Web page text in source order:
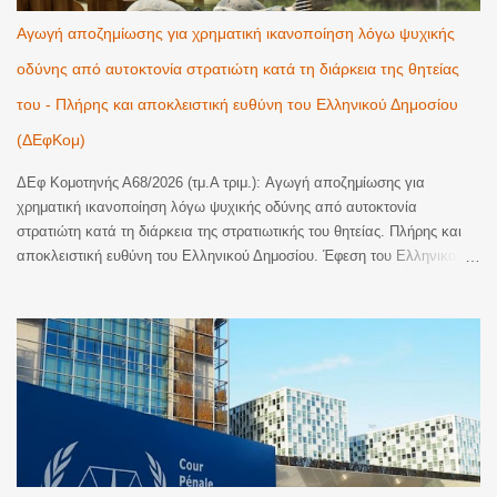
από δικηγόρο. Ειδικότερα, το Δικαστήριο έκρινε ότι τα συγκεκριμένα
έγγραφα στερούνταν της απαιτούμενης αποδε...
Αγωγή αποζημίωσης για χρηματική ικανοποίηση λόγω ψυχικής
οδύνης από αυτοκτονία στρατιώτη κατά τη διάρκεια της θητείας
του - Πλήρης και αποκλειστική ευθύνη του Ελληνικού Δημοσίου
(ΔΕφΚομ)
ΔΕφ Κομοτηνής Α68/2026 (τμ.Α τριμ.): Αγωγή αποζημίωσης για
χρηματική ικανοποίηση λόγω ψυχικής οδύνης από αυτοκτονία
στρατιώτη κατά τη διάρκεια της στρατιωτικής του θητείας. Πλήρης και
αποκλειστική ευθύνη του Ελληνικού Δημοσίου. Έφεση του Ελληνικού
αγωγή αποζημίωσης για χρηματική ικανοποίηση λόγω ψυχικής οδύνης
και αναγνωρίστηκε η υποχρέωση του εκκαλούντος Δημοσίου να
καταβάλει στην εφεσίβλητη το συνολικό ποσό των 110.000€ (70.000€
ατομικά και 40.000€ ως μοναδική κληρονόμο των αποβιωσάντων
γονέων της, ήτοι 20.000€ για λογαριασμό εκάστου), ως εύλογη
χρηματική ικανοποίηση για την ψυχική οδύνη που υπέστησαν η ίδια και
οι δικαιοπάροχοί της από τον θάνατο, δι' αυτοκτονίας, του υιού της και